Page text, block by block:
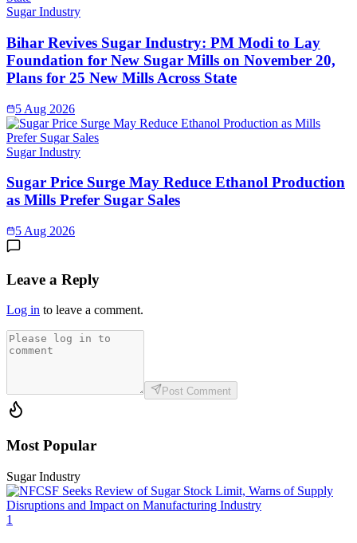
Sugar Industry
Bihar Revives Sugar Industry: PM Modi to Lay
Foundation for New Sugar Mills on November 20,
Plans for 25 New Mills Across State
5 Aug 2026
Sugar Industry
Sugar Price Surge May Reduce Ethanol Production
as Mills Prefer Sugar Sales
5 Aug 2026
Leave a Reply
Log in to leave a comment.
Post Comment
Most Popular
Sugar Industry
1